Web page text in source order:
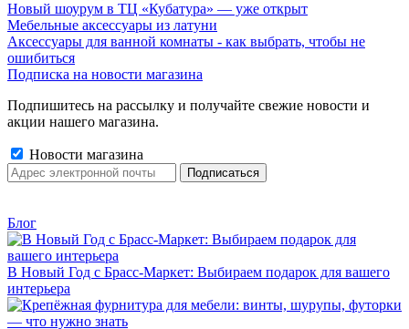
Новый шоурум в ТЦ «Кубатура» — уже открыт
Мебельные аксессуары из латуни
Аксессуары для ванной комнаты - как выбрать, чтобы не
ошибиться
Подписка на новости магазина
Подпишитесь на рассылку и получайте свежие новости и
акции нашего магазина.
Новости магазина
Блог
В Новый Год с Брасс-Маркет: Выбираем подарок для вашего
интерьера